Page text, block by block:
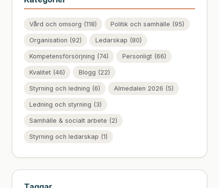
Vård och omsorg (118) Politik och samhälle (95)
Organisation (92) Ledarskap (80)
Kompetensförsörjning (74) Personligt (66)
Kvalitet (46) Blogg (22)
Styrning och ledning (6) Almedalen 2026 (5)
Ledning och styrning (3)
Samhälle & socialt arbete (2)
Styrning och ledarskap (1)